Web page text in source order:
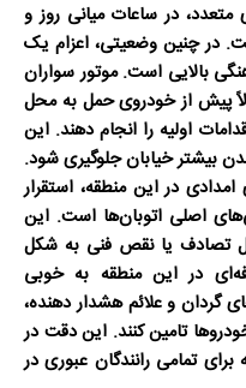
در ساعات میانی روز و
در چنین وضعیتی، اعزام یک
بالایی است. موتور سواران
پیش از خودروی حمل به محل
اولیه را انجام دهند. این
بیشتر خیابان جلوگیری شود.
در این منطقه، استقرار
اصلی اتوبان‌ها است. این
تصادف یا نقص فنی به شکل
در این منطقه به خوبی
گردان و علائم هشدار دهنده،
تامین کنند. این دقت در
برای تمامی رانندگان عبوری در